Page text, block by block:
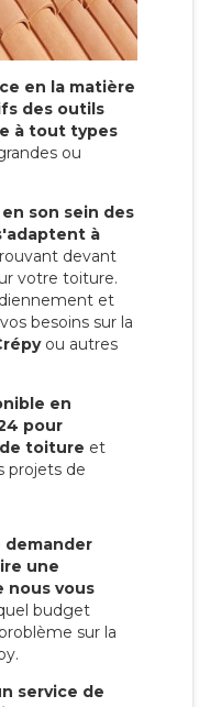
en la matière
des outils
à tout types
ou
son sein des
à
devant
votre toiture.
et
besoins sur la
ou autres
en
pour
toiture et
projets de
demander
une
nous vous
budget
sur la
service de